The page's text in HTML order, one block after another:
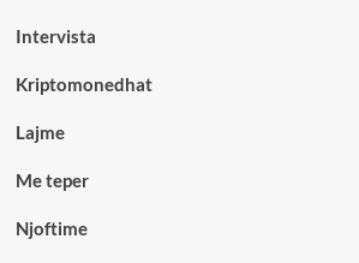
Intervista
Kriptomonedhat
Lajme
Me teper
Njoftime